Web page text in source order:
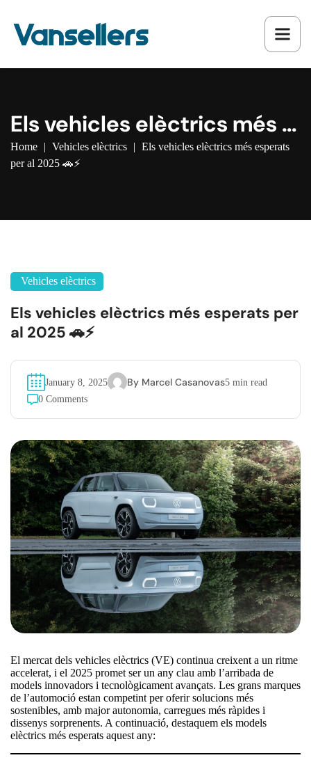
Els vehicles elèctrics més e
sperats per al 2025 🚗⚡
Home | Vehicles elèctrics | Els vehicles elèctrics més esperats
per al 2025 🚗⚡
Vehicles elèctrics
Els vehicles elèctrics més esperats per
al 2025 🚗⚡
January 8, 2025 By Marcel Casanovas5 min read
0 Comments
El mercat dels vehicles elèctrics (VE) continua creixent a un ritme
accelerat, i el 2025 promet ser un any clau amb l’arribada de
models innovadors i tecnològicament avançats. Les grans marques
de l’automoció estan competint per oferir solucions més
sostenibles, amb major autonomia, carregues més ràpides i
dissenys sorprenents. A continuació, destaquem els models
elèctrics més esperats aquest any: